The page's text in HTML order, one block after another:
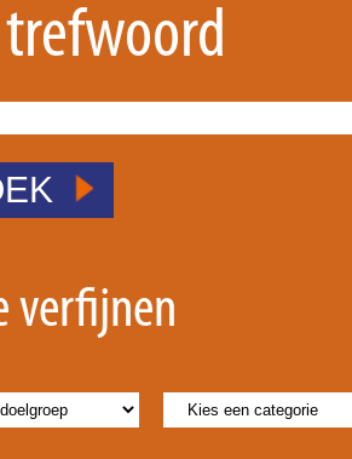
verfijnen